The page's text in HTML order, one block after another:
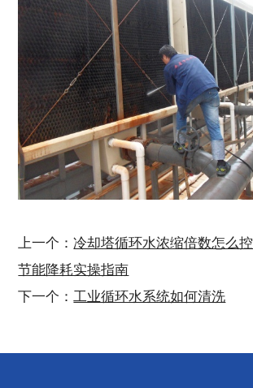
上一个：冷却塔循环水浓缩倍数怎么
节能降耗实操指南
下一个： 工业循环水系统如何清洗